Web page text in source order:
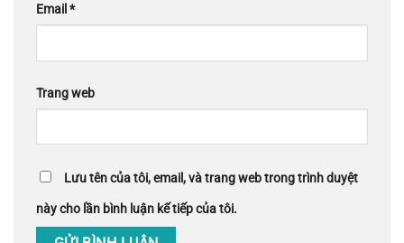
Email *
Trang web
Lưu tên của tôi, email, và trang web trong trình duyệt
này cho lần bình luận kế tiếp của tôi.